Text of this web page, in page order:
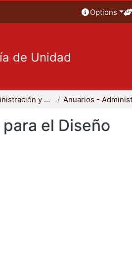
Options
de Unidad
Área de Administración y Tecnología para el Diseño
el Diseño